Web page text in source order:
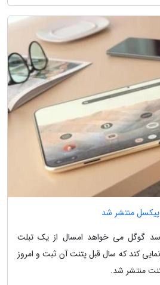
پیکسل منتشر شد
گوگل می خواهد امسال از یک تبلت
کند که سال قبل پتنت آن ثبت و امروز
منتشر شد.